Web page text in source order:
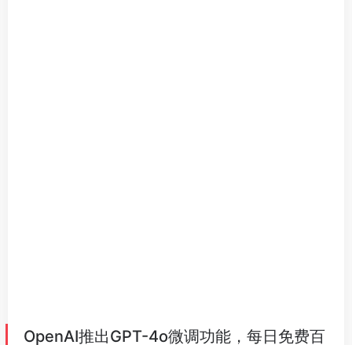
免费训练token
。GPT-4o的微调训练成本为每100万